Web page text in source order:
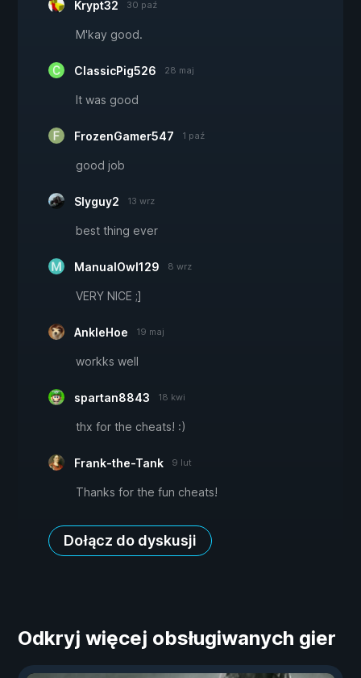
Krypt32 30 paź
M'kay good.
ClassicPig526 28 maj
It was good
FrozenGamer547 1 paź
good job
Slyguy2 13 wrz
best thing ever
ManualOwl129 8 wrz
VERY NICE ;]
AnkleHoe 19 maj
workks well
spartan8843 18 kwi
thx for the cheats! :)
Frank-the-Tank 9 lut
Thanks for the fun cheats!
Dołącz do dyskusji
Odkryj więcej obsługiwanych gier